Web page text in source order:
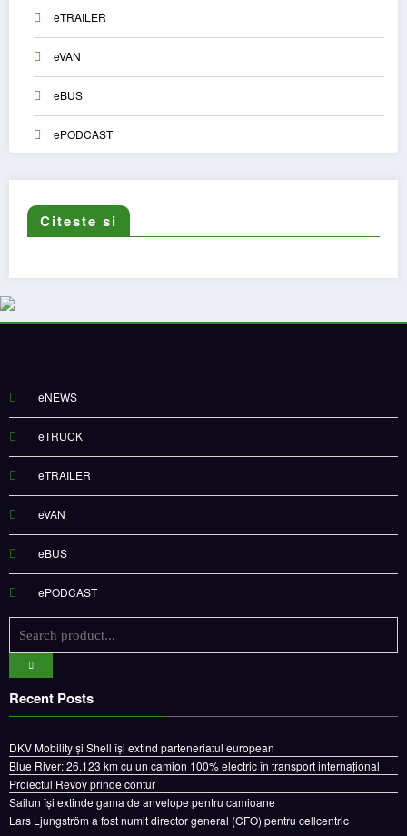
eTRAILER
eVAN
eBUS
ePODCAST
Citeste si
eNEWS
eTRUCK
eTRAILER
eVAN
eBUS
ePODCAST
Recent Posts
DKV Mobility și Shell își extind parteneriatul european
Blue River: 26.123 km cu un camion 100% electric în transport internațional
Proiectul Revoy prinde contur
Sailun își extinde gama de anvelope pentru camioane
Lars Ljungström a fost numit director general (CFO) pentru cellcentric